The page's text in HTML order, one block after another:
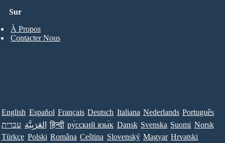
Sur
À Propos
Contacter Nous
English Español Français Deutsch Italiana Nederlands Português
עברית العَرَبِيَّة हिन्दी ру́сский язы́к Dansk Svenska Suomi Norsk
Türkçe Polski Româna Ceština Slovenský Magyar Hrvatski